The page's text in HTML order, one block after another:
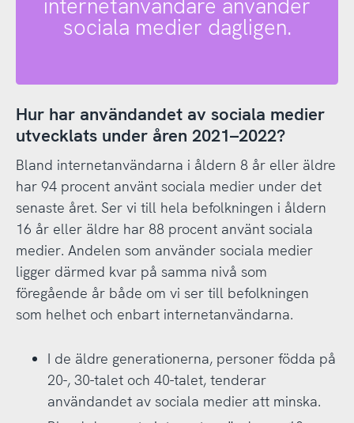
internetanvändare använder
sociala medier dagligen.
Hur har användandet av sociala medier
utvecklats under åren 2021–2022?
Bland internetanvändarna i åldern 8 år eller äldre
har 94 procent använt sociala medier under det
senaste året. Ser vi till hela befolkningen i åldern
16 år eller äldre har 88 procent använt sociala
medier. Andelen som använder sociala medier
ligger därmed kvar på samma nivå som
föregående år både om vi ser till befolkningen
som helhet och enbart internetanvändarna.
I de äldre generationerna, personer födda på
20-, 30-talet och 40-talet, tenderar
användandet av sociala medier att minska.